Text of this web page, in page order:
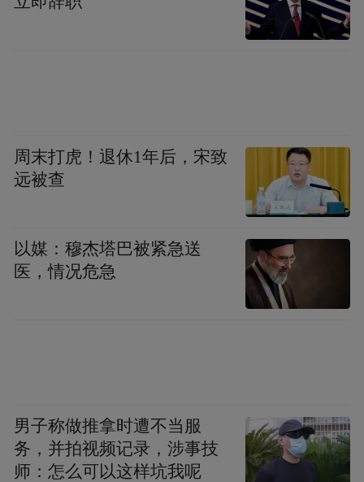
周末打虎！退休1年后，宋致
远被查
以媒：穆杰塔巴被紧急送
医，情况危急
男子称做推拿时遭不当服
务，并拍视频记录，涉事技
师：怎么可以这样坑我呢